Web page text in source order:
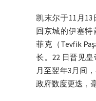
凯末尔于11月
回京城的伊塞
菲克（Tevfik
长。22 日晋见
月至翌年3月间
政府数度更迭，